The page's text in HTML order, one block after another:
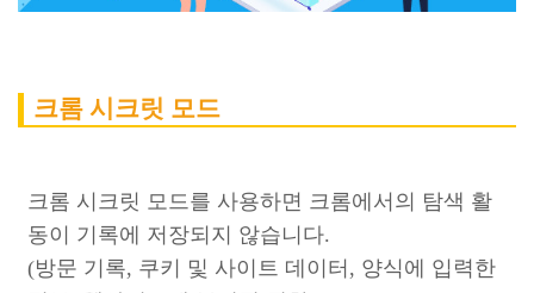
크롬 시크릿 모드
크롬 시크릿 모드를 사용하면 크롬에서의 탐색 활
동이 기록에 저장되지 않습니다.
(방문 기록, 쿠키 및 사이트 데이터, 양식에 입력한